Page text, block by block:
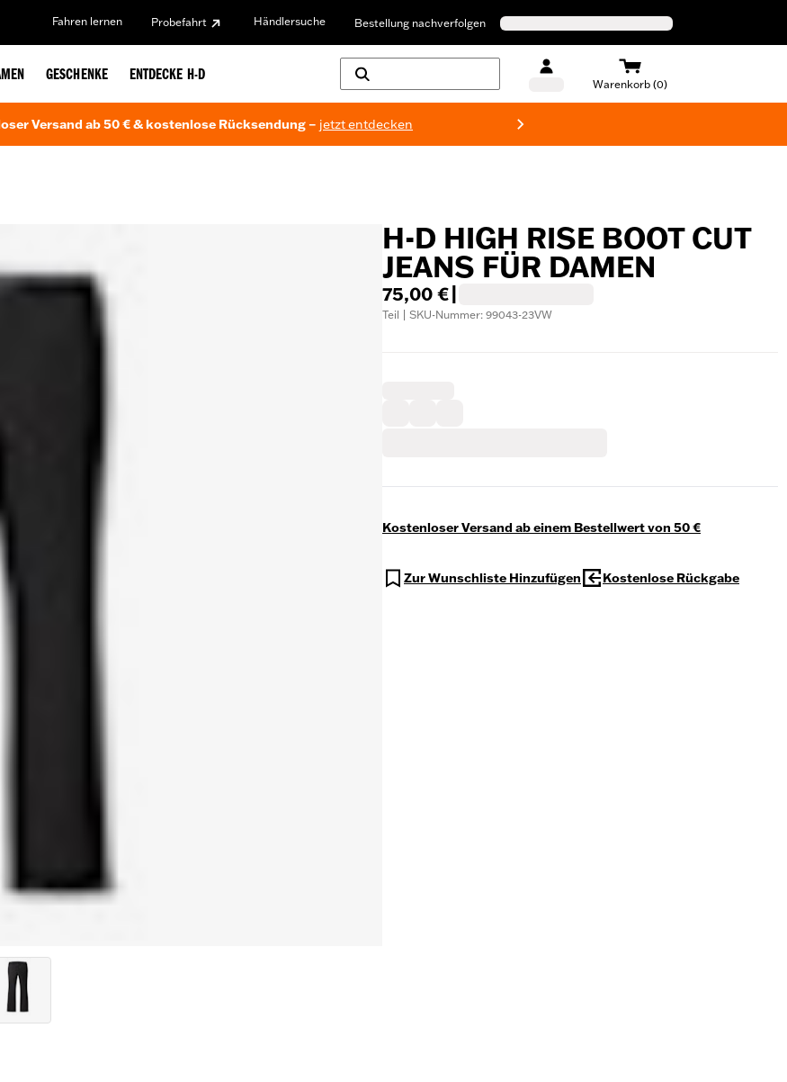
Fahren lernen Probefahrt Händlersuche Bestellung nachverfolgen
GESCHENKE ENTDECKE H-D
Warenkorb (0)
Versand ab 50 € & kostenlose Rücksendung – jetzt entdecken
H-D HIGH RISE BOOT CUT
JEANS FÜR DAMEN
75,00 €
Teil | SKU-Nummer: 99043-23VW
Kostenloser Versand ab einem Bestellwert von 50 €
Zur Wunschliste Hinzufügen Kostenlose Rückgabe